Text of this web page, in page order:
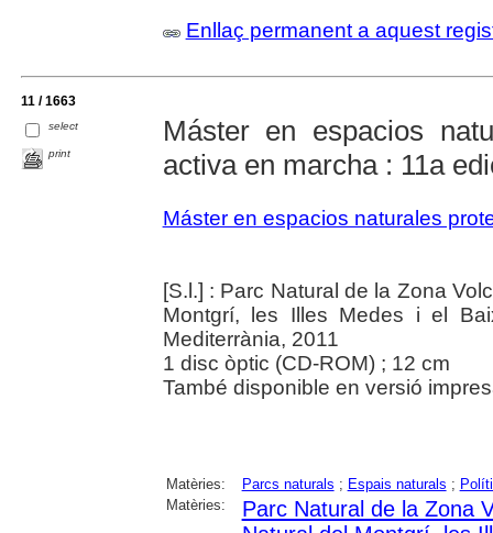
Enllaç permanent a aquest
11 / 1663
select
print
Máster en espacios
activa en marcha : 11a
Máster en espacios naturales
[S.l.] : Parc Natural de la Zona
Montgrí, les Illes Medes i el
Mediterrània, 2011
1 disc òptic (CD-ROM) ; 12 cm
També disponible en versió
Matèries: Parcs naturals ; Espais naturals ;
Matèries:
Parc Natural de la Zona